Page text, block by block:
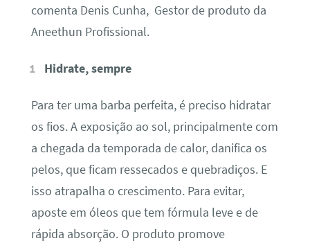
comenta Denis Cunha, Gestor de produto da
Aneethun Profissional.
Hidrate, sempre
Para ter uma barba perfeita, é preciso hidratar
os fios. A exposição ao sol, principalmente com
a chegada da temporada de calor, danifica os
pelos, que ficam ressecados e quebradiços. E
isso atrapalha o crescimento. Para evitar,
aposte em óleos que tem fórmula leve e de
rápida absorção. O produto promove